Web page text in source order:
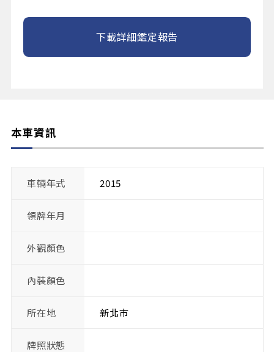
下載詳細鑑定報告
本車資訊
車輛年式 2015
領牌年月
外觀顏色
內裝顏色
所在地 新北市
牌照狀態